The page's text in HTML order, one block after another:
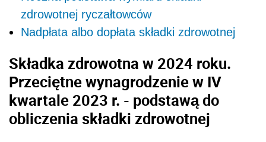
zdrowotnej ryczałtowców
Nadpłata albo dopłata składki zdrowotnej
Składka zdrowotna w 2024 roku.
Przeciętne wynagrodzenie w IV
kwartale 2023 r. - podstawą do
obliczenia składki zdrowotnej